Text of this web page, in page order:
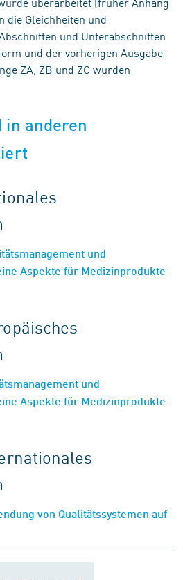
die Gleichheiten und
und Unterabschnitten
und der vorherigen Ausgabe
ZA, ZB und ZC wurden
in anderen
und
Aspekte für Medizinprodukte
und
Aspekte für Medizinprodukte
von Qualitätssystemen auf